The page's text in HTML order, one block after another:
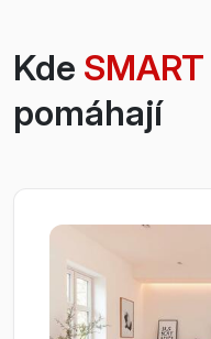
Kde SMART
pomáhají